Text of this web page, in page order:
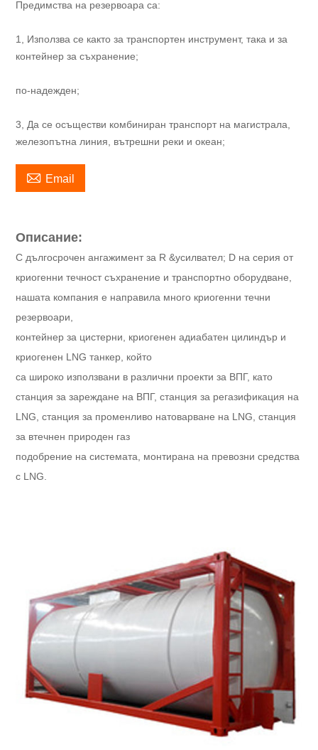
Предимства на резервоара са:
1, Използва се както за транспортен инструмент, така и за
контейнер за съхранение;
по-надежден;
3, Да се осъществи комбиниран транспорт на магистрала,
железопътна линия, вътрешни реки и океан;
 Email
Описание:
С дългосрочен ангажимент за R &усилвател; D на серия от
криогенни течност съхранение и транспортно оборудване,
нашата компания е направила много криогенни течни
резервоари,
контейнер за цистерни, криогенен адиабатен цилиндър и
криогенен LNG танкер, който
са широко използвани в различни проекти за ВПГ, като
станция за зареждане на ВПГ, станция за регазификация на
LNG, станция за променливо натоварване на LNG, станция
за втечнен природен газ
подобрение на системата, монтирана на превозни средства
с LNG.